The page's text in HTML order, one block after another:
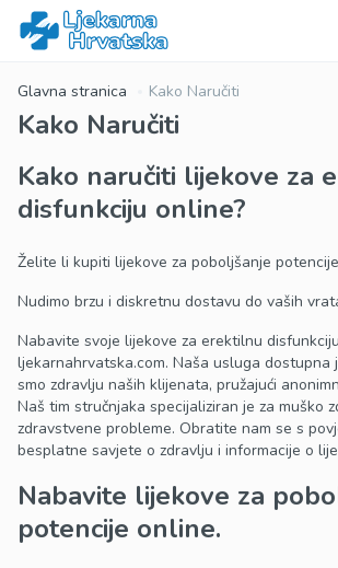
Glavna stranica Kako Naručiti
Kako Naručiti
Kako naručiti lijekove za
disfunkciju online?
Želite li kupiti lijekove za poboljšanje
Nudimo brzu i diskretnu dostavu do vaših
Nabavite svoje lijekove za erektilnu
ljekarnahrvatska.com. Naša usluga dostupna
smo zdravlju naših klijenata, pružajući
Naš tim stručnjaka specijaliziran je za muško
zdravstvene probleme. Obratite nam se s
besplatne savjete o zdravlju i informacije o
Nabavite lijekove za
potencije online.